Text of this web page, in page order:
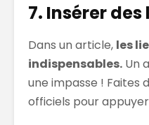
7. Insérer des
Dans un article, les
indispensables. Un
une impasse ! Faites
officiels pour